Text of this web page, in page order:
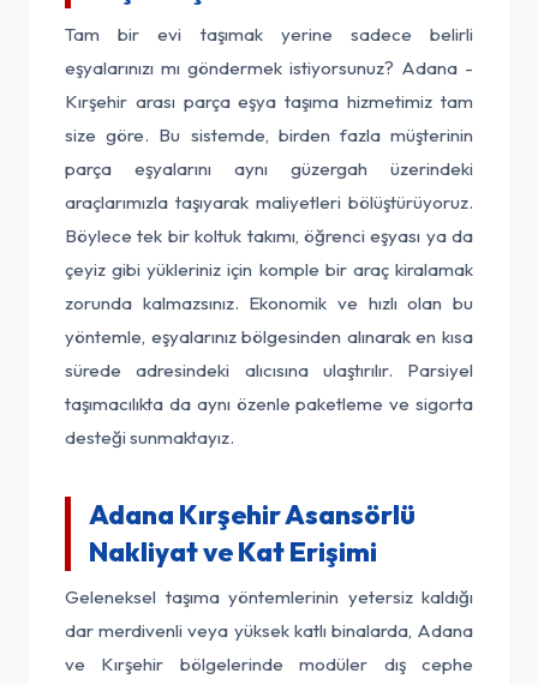
Tam bir evi taşımak yerine sadece belirli
eşyalarınızı mı göndermek istiyorsunuz? Adana -
Kırşehir arası parça eşya taşıma hizmetimiz tam
size göre. Bu sistemde, birden fazla müşterinin
parça eşyalarını aynı güzergah üzerindeki
araçlarımızla taşıyarak maliyetleri bölüştürüyoruz.
Böylece tek bir koltuk takımı, öğrenci eşyası ya da
çeyiz gibi yükleriniz için komple bir araç kiralamak
zorunda kalmazsınız. Ekonomik ve hızlı olan bu
yöntemle, eşyalarınız bölgesinden alınarak en kısa
sürede adresindeki alıcısına ulaştırılır. Parsiyel
taşımacılıkta da aynı özenle paketleme ve sigorta
desteği sunmaktayız.
Adana Kırşehir Asansörlü
Nakliyat ve Kat Erişimi
Geleneksel taşıma yöntemlerinin yetersiz kaldığı
dar merdivenli veya yüksek katlı binalarda, Adana
ve Kırşehir bölgelerinde modüler dış cephe